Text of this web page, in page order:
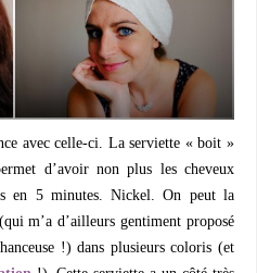
avec celle-ci. La serviette « boit »
d’avoir non plus les cheveux
en 5 minutes. Nickel. On peut la
m’a d’ailleurs gentiment proposé
!) dans plusieurs coloris (et